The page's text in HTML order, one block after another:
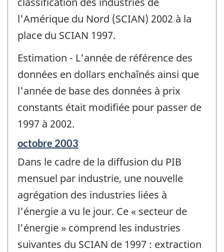
l'Amérique du Nord (SCIAN) 2002 à la
place du SCIAN 1997.
Estimation - L'année de référence des
données en dollars enchaînés ainsi que
l'année de base des données à prix
constants était modifiée pour passer de
1997 à 2002.
Période
référence
de
changement
-
octobre 2003
Dans le cadre de la diffusion du PIB
mensuel par industrie, une nouvelle
agrégation des industries liées à
l'énergie a vu le jour. Ce « secteur de
l'énergie » comprend les industries
suivantes du SCIAN de 1997 : extraction